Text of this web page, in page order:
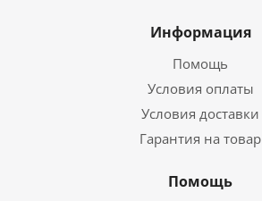
Информация
Помощь
Условия оплаты
Условия доставки
Гарантия на товар
Помощь